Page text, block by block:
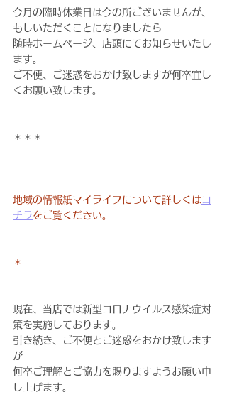
今月の臨時休業日は今の所ございませんが、
もしいただくことになりましたら
随時ホームページ、店頭にてお知らせいたし
ます。
ご不便、ご迷惑をおかけ致しますが何卒宜し
くお願い致します。
＊＊＊
地域の情報紙マイライフについて詳しくは コ
チラをご覧ください。
＊
現在、当店では新型コロナウイルス感染症対
策を実施しております。
引き続き、ご不便とご迷惑をおかけ致します
が
何卒ご理解とご協力を賜りますようお願い申
し上げます。